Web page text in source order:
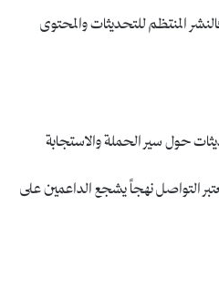
المنتظم للتحديثات والمحتوى
حول سير الحملة والاستجابة
التواصل نهجاً يشجع الداعمين على